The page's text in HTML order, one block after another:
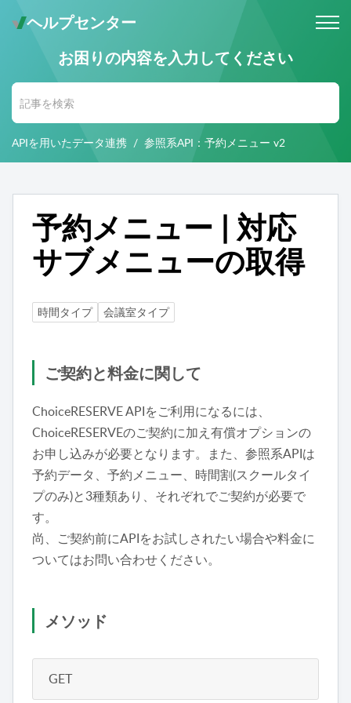
ヘルプセンター
メールでのお問い合わせ
お電話・ Web会議にて対応いたします。
お困りの内容を入力してください
APIを用いたデータ連携 参照系API：予約メニュー v2
予約メニュー | 対応
サブメニューの取得
時間タイプ 会議室タイプ
ご契約と料金に関して
ChoiceRESERVE APIをご利用になるには、
ChoiceRESERVEのご契約に加え有償オプションの
お申し込みが必要となります。また、参照系APIは
予約データ、予約メニュー、時間割(スクールタイ
プのみ)と3種類あり、それぞれでご契約が必要で
す。
尚、ご契約前にAPIをお試しされたい場合や料金に
ついてはお問い合わせください。
メソッド
GET